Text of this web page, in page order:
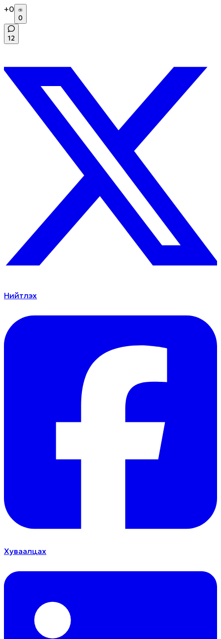
+0
0
12
Нийтлэх
Хуваалцах